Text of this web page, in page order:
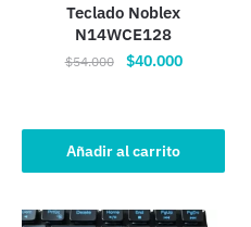
Teclado Noblex
N14WCE128
$54.000
El
era:
$54.000.
$40.000El
es:
Añadir al carrito